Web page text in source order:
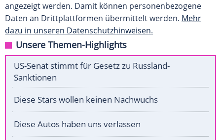
angezeigt werden. Damit können personenbezogene
Daten an Drittplattformen übermittelt werden. Mehr
dazu in unseren Datenschutzhinweisen.
Unsere Themen-Highlights
US-Senat stimmt für Gesetz zu Russland-
Sanktionen
Diese Stars wollen keinen Nachwuchs
Diese Autos haben uns verlassen